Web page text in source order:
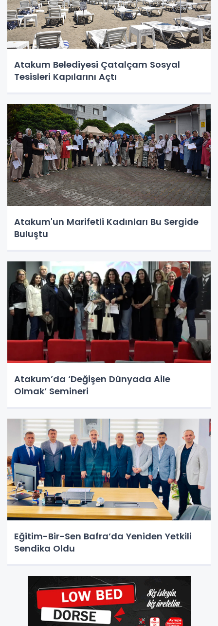
Atakum Belediyesi Çatalçam Sosyal
Tesisleri Kapılarını Açtı
Atakum'un Marifetli Kadınları Bu Sergide
Buluştu
Atakum’da ‘Değişen Dünyada Aile
Olmak’ Semineri
Eğitim-Bir-Sen Bafra’da Yeniden Yetkili
Sendika Oldu